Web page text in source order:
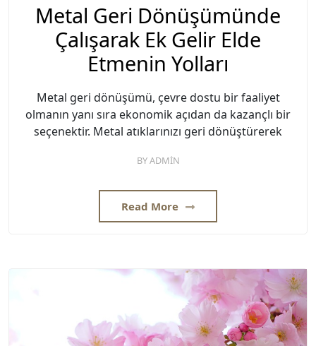
Metal Geri Dönüşümünde
Çalışarak Ek Gelir Elde
Etmenin Yolları
Metal geri dönüşümü, çevre dostu bir faaliyet
olmanın yanı sıra ekonomik açıdan da kazançlı bir
seçenektir. Metal atıklarınızı geri dönüştürerek
BYADMIN
Read More